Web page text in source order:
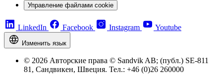
Управление файлами cookie
LinkedIn Facebook Instagram Youtube
Изменить язык
© 2026 Авторские права © Sandvik AB; (публ.) SE-811
81, Сандвикен, Швеция. Тел.: +46 (0)26 260000